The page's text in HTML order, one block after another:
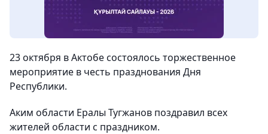
23 октября в Актобе состоялось торжественное
мероприятие в честь празднования Дня
Республики.
Аким области Ералы Тугжанов поздравил всех
жителей области с праздником.